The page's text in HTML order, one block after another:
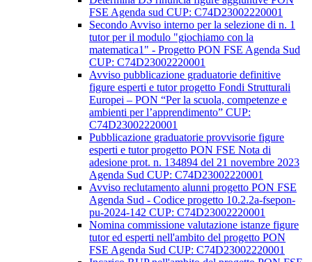
FSE Agenda sud CUP: C74D23002220001
Secondo Avviso interno per la selezione di n. 1
tutor per il modulo "giochiamo con la
matematica1" - Progetto PON FSE Agenda Sud
CUP: C74D23002220001
Avviso pubblicazione graduatorie definitive
figure esperti e tutor progetto Fondi Strutturali
Europei – PON “Per la scuola, competenze e
ambienti per l’apprendimento” CUP:
C74D23002220001
Pubblicazione graduatorie provvisorie figure
esperti e tutor progetto PON FSE Nota di
adesione prot. n. 134894 del 21 novembre 2023
Agenda Sud CUP: C74D23002220001
Avviso reclutamento alunni progetto PON FSE
Agenda Sud - Codice progetto 10.2.2a-fsepon-
pu-2024-142 CUP: C74D23002220001
Nomina commissione valutazione istanze figure
tutor ed esperti nell'ambito del progetto PON
FSE Agenda Sud CUP: C74D23002220001